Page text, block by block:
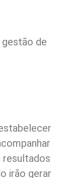
gestão de
resultados
irão gerar